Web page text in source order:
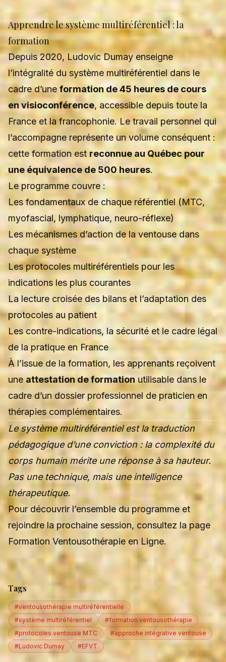
Apprendre le système multiréférentiel : la
formation
Depuis 2020, Ludovic Dumay enseigne
l’intégralité du système multiréférentiel dans le
cadre d’une formation de 45 heures de cours
en visioconférence, accessible depuis toute la
France et la francophonie. Le travail personnel qui
l’accompagne représente un volume conséquent :
cette formation est reconnue au Québec pour
une équivalence de 500 heures.
Le programme couvre :
Les fondamentaux de chaque référentiel (MTC,
myofascial, lymphatique, neuro-réflexe)
Les mécanismes d’action de la ventouse dans
chaque système
Les protocoles multiréférentiels pour les
indications les plus courantes
La lecture croisée des bilans et l’adaptation des
protocoles au patient
Les contre-indications, la sécurité et le cadre légal
de la pratique en France
À l’issue de la formation, les apprenants reçoivent
uneattestation de formationutilisable dans le
cadre d’un dossier professionnel de praticien en
thérapies complémentaires.
Le système multiréférentiel est la traduction
pédagogique d’une conviction : la complexité du
corps humain mérite une réponse à sa hauteur.
Pas une technique, mais une intelligence
thérapeutique.
Pour découvrir l’ensemble du programme et
rejoindre la prochaine session, consultez la page
Formation Ventousothérapie en Ligne.
Tags
#ventousothérapie multiréférentielle
#système multiréférentiel
#formation ventousothérapie
#protocoles ventouse MTC
#approche intégrative ventouse
#Ludovic Dumay
#EFVT